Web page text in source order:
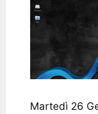
Martedì 26